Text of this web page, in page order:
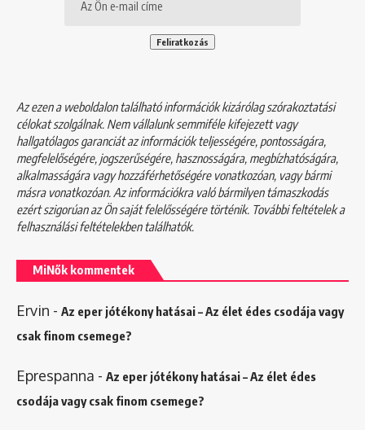
Az ezen a weboldalon található információk kizárólag szórakoztatási
célokat szolgálnak. Nem vállalunk semmiféle kifejezett vagy
hallgatólagos garanciát az információk teljességére, pontosságára,
megfelelőségére, jogszerűségére, hasznosságára, megbízhatóságára,
alkalmasságára vagy hozzáférhetőségére vonatkozóan, vagy bármi
másra vonatkozóan. Az információkra való bármilyen támaszkodás
ezért szigorúan az Ön saját felelősségére történik. További feltételek a
felhasználási feltételekbentalálhatók.
MiNők kommentek
Ervin - Az eper jótékony hatásai – Az élet édes csodája vagy
csak finom csemege?
Eprespanna - Az eper jótékony hatásai – Az élet édes
csodája vagy csak finom csemege?